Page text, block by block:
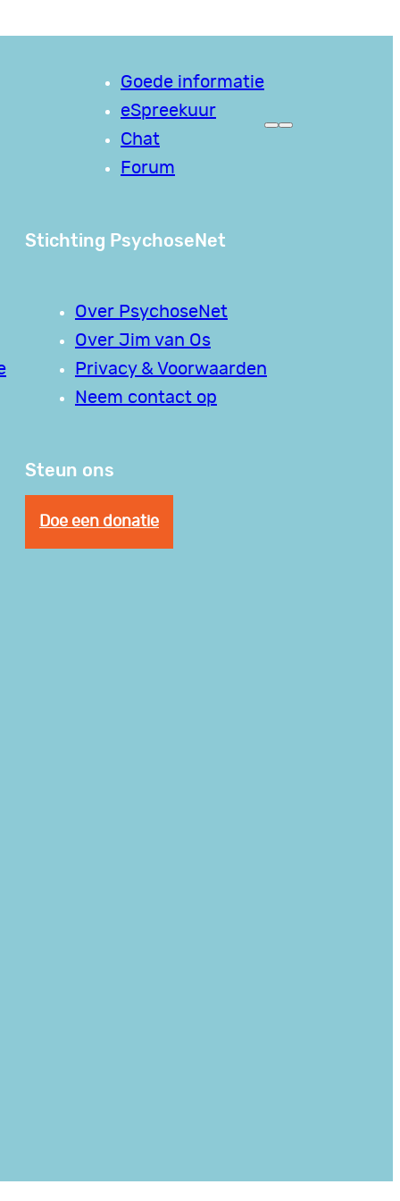
Goede informatie
eSpreekuur
Chat
Forum
Stichting PsychoseNet
Over PsychoseNet
Over Jim van Os
Privacy & Voorwaarden
Neem contact op
Steun ons
Doe een donatie